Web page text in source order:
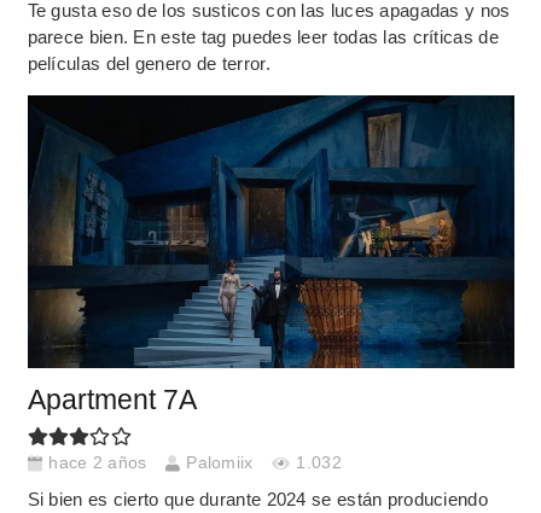
Te gusta eso de los susticos con las luces apagadas y nos
parece bien. En este tag puedes leer todas las críticas de
películas del genero de terror.
Apartment 7A
hace 2 años Palomiix 1.032
Si bien es cierto que durante 2024 se están produciendo